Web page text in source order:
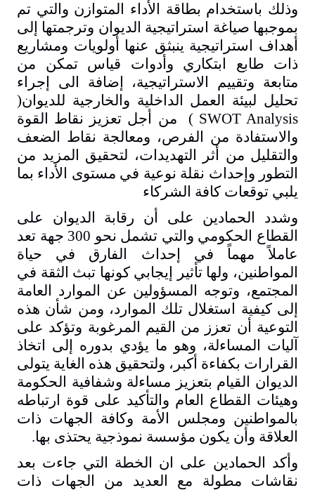
وذلك باستخدام بطاقة الأداء المتوازن والتي تم
بموجبها صياغة استراتيجية الديوان وترجمتها إلى
أهداف استراتيجية ينبثق عنها أولويات ومشاريع
ذات طابع ابتكاري وأدوات قياس تمكن من
متابعة وتقييم الاستراتيجية، إضافة الى إجراء
تحليل لبيئة العمل الداخلية والخارجية للديوان(
SWOT Analysis )
من أجل تعزيز نقاط القوة
والاستفادة من الفرص، ومعالجة نقاط الضعف
والتقليل من أثر التهديدات، لتحقيق المزيد من
التطور وإحداث نقلة نوعية في مستوى الأداء بما
يلبي توقعات كافة الشركاء
وشدد الحمادين على أن رقابة الديوان على
القطاع الحكومي والتي تشمل نحو 300 جهة تعد
عاملاً مهماً في إحداث الفارق في حياة
المواطنين، ولها تأثير إيجابي كونها تبث الثقة في
المجتمع، وتوجه المسؤولين عن الموارد العامة
إلى كيفية استغلال تلك الموارد، ومن شأن هذه
التوعية أن تعزز من القيم المرغوبة وتؤكد على
آليات المساءلة، وهو ما يؤدي بدوره إلى اتخاذ
القرارات بكفاءة أكبر، ولتحقيق هذه الغاية يتولى
الديوان القيام بتعزيز مساءلة وشفافية الحكومة
وهيئات القطاع العام والتأكيد على قوة ارتباطه
بالمواطنين ومجلس الأمة وكافة الجهات ذات
العلاقة وأن يكون مؤسسة نموذجية يحتذى بها.
وأكد الحمادين على ان الخطة التي جاءت بعد
نقاشات مطولة مع العديد من الجهات ذات